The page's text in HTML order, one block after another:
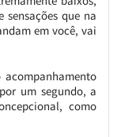
que na
em você, vai
um segundo, a
como